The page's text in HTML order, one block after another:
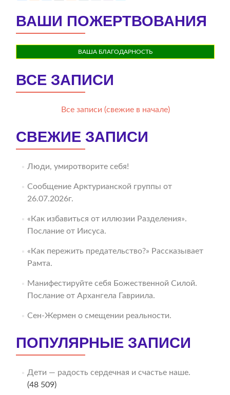
ВАШИ ПОЖЕРТВОВАНИЯ
ВАША БЛАГОДАРНОСТЬ
ВСЕ ЗАПИСИ
Все записи (свежие в начале)
СВЕЖИЕ ЗАПИСИ
Люди, умиротворите себя!
Сообщение Арктурианской группы от
26.07.2026г.
«Как избавиться от иллюзии Разделения».
Послание от Иисуса.
«Как пережить предательство?» Рассказывает
Рамта.
Манифестируйте себя Божественной Силой.
Послание от Архангела Гавриила.
Сен-Жермен о смещении реальности.
ПОПУЛЯРНЫЕ ЗАПИСИ
Дети — радость сердечная и счастье наше.
(48 509)